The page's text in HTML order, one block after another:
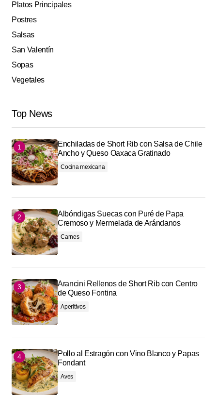
Platos Principales
Postres
Salsas
San Valentín
Sopas
Vegetales
Top News
Enchiladas de Short Rib con Salsa de Chile
Ancho y Queso Oaxaca Gratinado
Cocina mexicana
Albóndigas Suecas con Puré de Papa
Cremoso y Mermelada de Arándanos
Carnes
Arancini Rellenos de Short Rib con Centro
de Queso Fontina
Aperitivos
Pollo al Estragón con Vino Blanco y Papas
Fondant
Aves